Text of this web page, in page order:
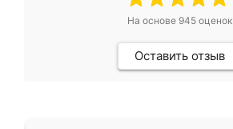
На основе 945оценок
Оставить отзыв